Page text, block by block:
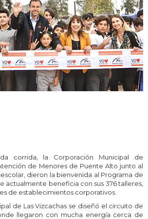
corrida, la Corporación Municipal de
de Menores de Puente Alto junto al
dieron la bienvenida al Programa de
actualmente beneficia con sus 376 talleres,
de establecimientos corporativos.
de Las Vizcachas se diseñó el circuito de
llegaron con mucha energía cerca de